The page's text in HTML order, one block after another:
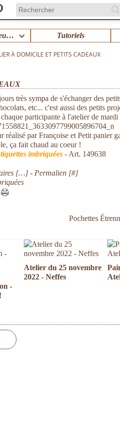
KEPSI "La Créativité Joyeuse en Famille" ! Tutoriels
À DOMICILE ET PETITS CADEAUX
très sympa de s'échanger des
etc... c'est aussi des petits
participante à l'atelier de
réalisé par Françoise et Petit panier
ça fait chaud au coeur !
imbriquées- Art. 149638
[…] - Permalien [#]
Pochettes
-
Atelier du 25 novembre
2022 - Neffes